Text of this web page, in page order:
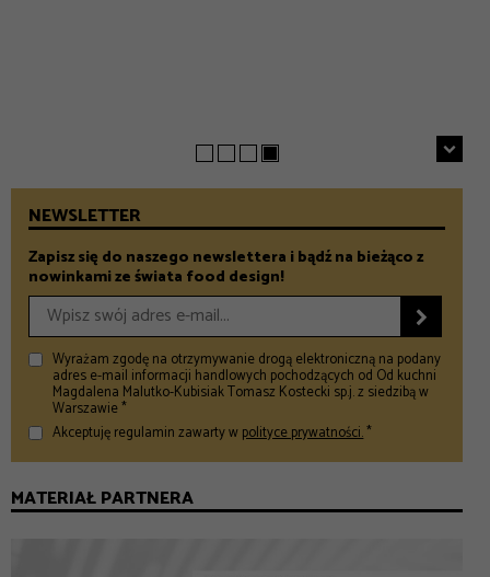
NEWSLETTER
Zapisz się do naszego newslettera i bądź na bieżąco z
nowinkami ze świata food design!

Wyrażam zgodę na otrzymywanie drogą elektroniczną na podany
adres e-mail informacji handlowych pochodzących od Od kuchni
Magdalena Malutko-Kubisiak Tomasz Kostecki sp.j. z siedzibą w
Warszawie *
Akceptuję regulamin zawarty wpolityce prywatności.*
MATERIAŁ PARTNERA